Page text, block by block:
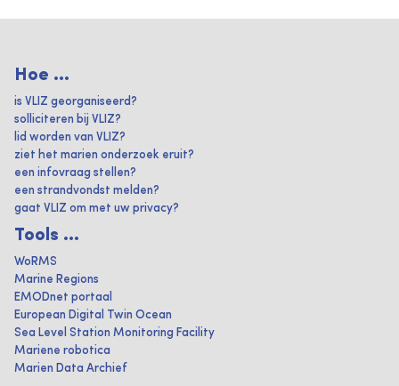
Hoe ...
is VLIZ georganiseerd?
solliciteren bij VLIZ?
lid worden van VLIZ?
ziet het marien onderzoek eruit?
een infovraag stellen?
een strandvondst melden?
gaat VLIZ om met uw privacy?
Tools ...
WoRMS
Marine Regions
EMODnet portaal
European Digital Twin Ocean
Sea Level Station Monitoring Facility
Mariene robotica
Marien Data Archief